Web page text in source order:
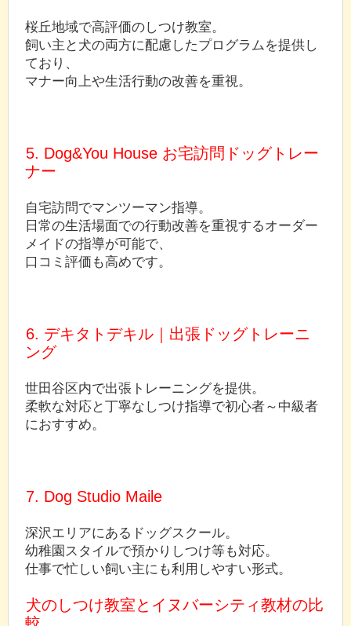
桜丘地域で高評価のしつけ教室。
飼い主と犬の両方に配慮したプログラムを提供し
ており、
マナー向上や生活行動の改善を重視。
5. Dog&You House お宅訪問ドッグトレー
ナー
自宅訪問でマンツーマン指導。
日常の生活場面での行動改善を重視するオーダー
メイドの指導が可能で、
口コミ評価も高めです。
6. デキタトデキル｜出張ドッグトレーニ
ング
世田谷区内で出張トレーニングを提供。
柔軟な対応と丁寧なしつけ指導で初心者～中級者
におすすめ。
7. Dog Studio Maile
深沢エリアにあるドッグスクール。
幼稚園スタイルで預かりしつけ等も対応。
仕事で忙しい飼い主にも利用しやすい形式。
犬のしつけ教室とイヌバーシティ教材の比
較